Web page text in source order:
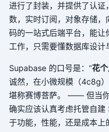
进行了封装，并提供了认
数，实时订阅，对象存储
码的一站式后端平台，能
工作，只需要懂数据库设计
Supabase 的口号是：“花
诚然，在小微规模（4c8g
堪称赛博菩萨。 —— 但当
确实应该认真考虑托管自
于功能，性能，还是成本上